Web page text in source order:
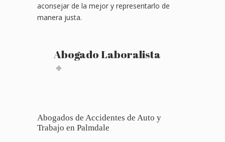
aconsejar de la mejor y representarlo de
manera justa.
Abogado Laboralista
Abogados de Accidentes de Auto y
Trabajo en Palmdale